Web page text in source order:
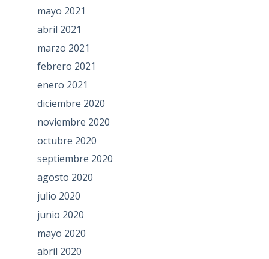
mayo 2021
abril 2021
marzo 2021
febrero 2021
enero 2021
diciembre 2020
noviembre 2020
octubre 2020
septiembre 2020
agosto 2020
julio 2020
junio 2020
mayo 2020
abril 2020